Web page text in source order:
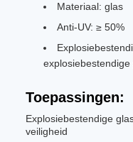
Materiaal: glas
Anti-UV: ≥ 50%
explosiebestendige
Toepassingen:
Explosiebestendige
veiligheid